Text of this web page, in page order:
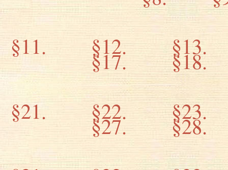
§11.
§12. §13.
§17.
§18.
§21.
§22. §23.
§27.
§28.